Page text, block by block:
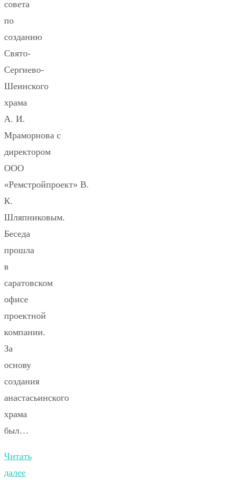
совета
по
созданию
Свято-
Сергиево-
Шеинского
храма
А. И.
Мраморнова с
директором
ООО
«Ремстройпроект» В.
К.
Шляпниковым.
Беседа
прошла
в
саратовском
офисе
проектной
компании.
За
основу
создания
анастасьинского
храма
был…
Читать
далее